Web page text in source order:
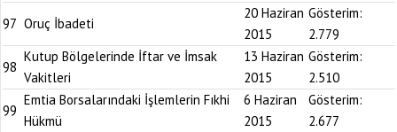
97 Oruç İbadeti
20 Haziran
2015
Gösterim:
2.779
98
Kutup Bölgelerinde İftar ve İmsak
Vakitleri
13 Haziran
2015
Gösterim:
2.510
99
Emtia Borsalarındaki İşlemlerin Fıkhi
Hükmü
6 Haziran
2015
Gösterim:
2.677